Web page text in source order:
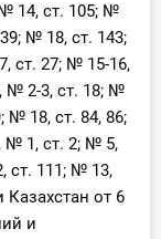
14, ст. 105; №
№ 18, ст. 143;
ст. 27; № 15-16,
№ 2-3, ст. 18; №
№ 18, ст. 84, 86;
№ 1, ст. 2; № 5,
ст. 111; № 13,
Казахстан от 6
и